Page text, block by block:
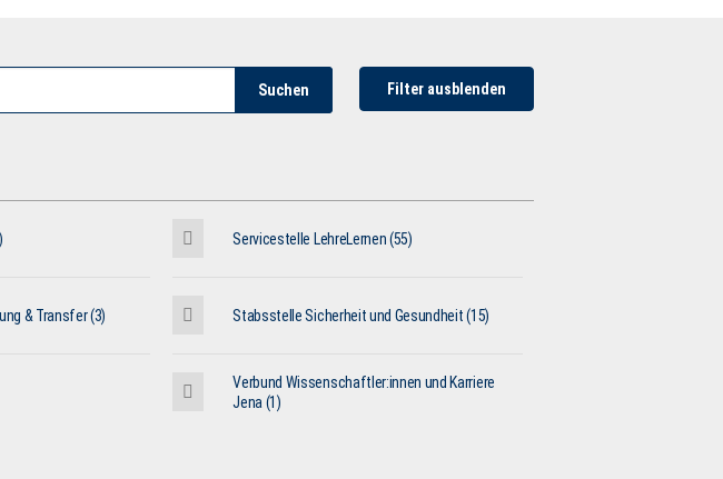
Suchen Filter ausblenden
Servicestelle LehreLernen (55)
& Transfer (3) Stabsstelle Sicherheit und Gesundheit (15)
Verbund Wissenschaftler:innen und Karriere
Jena (1)